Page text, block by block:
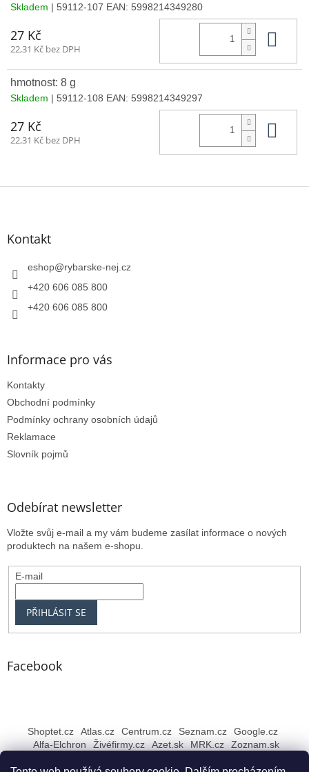
Skladem | 59112-107 EAN: 5998214349280
27 Kč
22,31 Kč bez DPH
hmotnost: 8 g
Skladem | 59112-108 EAN: 5998214349297
27 Kč
22,31 Kč bez DPH
Z
Kontakt
eshop@rybarske-nej.cz
+420 606 085 800
+420 606 085 800
Informace pro vás
Kontakty
Obchodní podmínky
Podmínky ochrany osobních údajů
Reklamace
Slovník pojmů
Odebírat newsletter
Vložte svůj e-mail a my vám budeme zasílat informace o nových
produktech na našem e-shopu.
E-mail
PŘIHLÁSIT SE
Facebook
Shoptet.cz Atlas.cz Centrum.cz Seznam.cz
Google.cz
Alfa-Elchron
Živéfirmy.cz Azet.sk MRK.cz Zoznam.sk